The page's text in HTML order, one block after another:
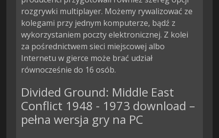
rozgrywki multiplayer. Możemy rywalizować ze
kolegami przy jednym komputerze, bądź z
wykorzystaniem poczty elektronicznej. Z kolei
za pośrednictwem sieci miejscowej albo
Internetu w gierce może brać udział
równocześnie do 16 osób.
Divided Ground: Middle East
Conflict 1948 - 1973 download –
pełna wersja gry na PC